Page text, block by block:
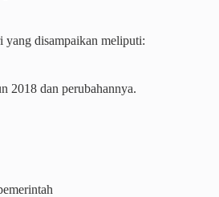
yang disampaikan meliputi:
2018 dan perubahannya.